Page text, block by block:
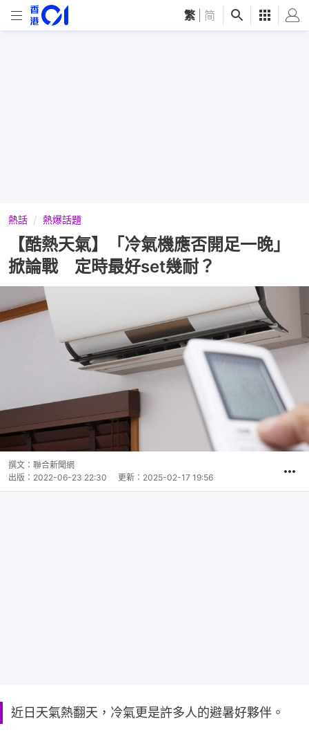
繁 简
熱話 熱爆話題
【酷熱天氣】「冷氣機應否開足一晚」
掀論戰 定時最好set幾耐？
撰文： 聯合新聞網
出版： 2022-06-23 22:30 更新： 2025-02-17 19:56
近日天氣熱翻天，冷氣更是許多人的避暑好夥伴。